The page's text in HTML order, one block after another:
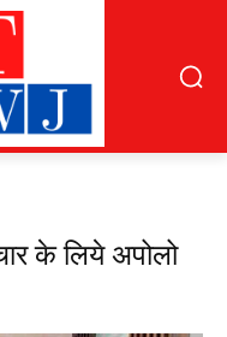
के लिये अपोलो